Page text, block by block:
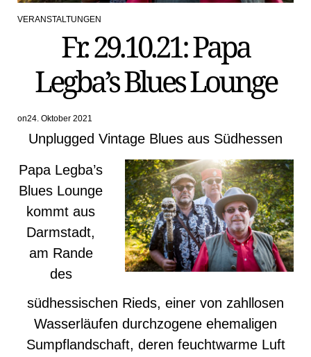
POSTED
VERANSTALTUNGEN
Fr. 29.10.21: Papa
Legba’s Blues Lounge
on24. Oktober 2021
Unplugged Vintage Blues aus Südhessen
Papa Legba’s
Blues Lounge
kommt aus
Darmstadt,
am Rande
des
südhessischen Rieds, einer von zahllosen
Wasserläufen durchzogene ehemaligen
Sumpflandschaft, deren feuchtwarme Luft